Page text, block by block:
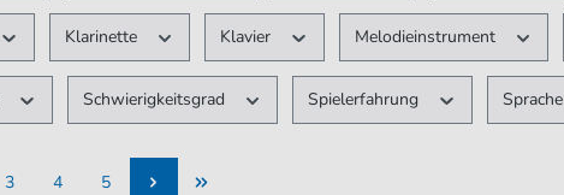
Klarinette Klavier Melodieinstrument
Schwierigkeitsgrad Spielerfahrung Sprache
3
4
5